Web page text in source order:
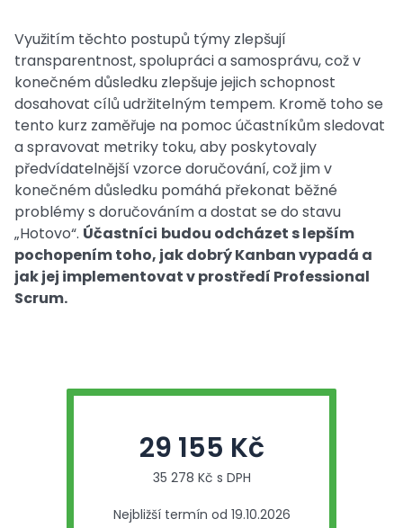
Využitím těchto postupů týmy zlepšují
transparentnost, spolupráci a samosprávu, což v
konečném důsledku zlepšuje jejich schopnost
dosahovat cílů udržitelným tempem. Kromě toho se
tento kurz zaměřuje na pomoc účastníkům sledovat
a spravovat metriky toku, aby poskytovaly
předvídatelnější vzorce doručování, což jim v
konečném důsledku pomáhá překonat běžné
problémy s doručováním a dostat se do stavu
„Hotovo“. Účastníci budou odcházet s lepším
pochopením toho, jak dobrý Kanban vypadá a
jak jej implementovat v prostředí Professional
Scrum.
29 155 Kč
35 278 Kč s DPH
Nejbližší termín od 19.10.2026